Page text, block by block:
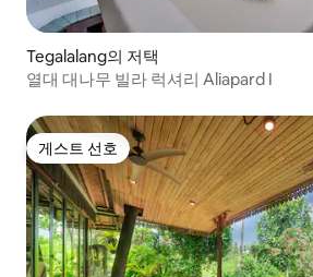
Tegalalang의 저택
열대 대나무 빌라 럭셔리 Aliapard I
게스트 선호
게스트 선호